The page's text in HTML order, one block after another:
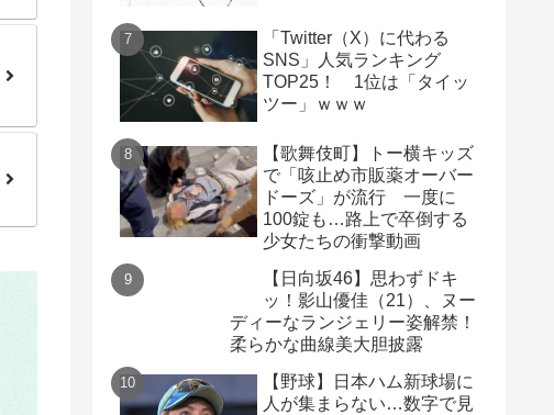
「Twitter（X）に代わる
SNS」人気ランキング
TOP25！ 1位は「タイッ
ツー」ｗｗｗ
【歌舞伎町】トー横キッズ
で「咳止め市販薬オーバー
ドーズ」が流行 一度に
100錠も…路上で卒倒する
少女たちの衝撃動画
【日向坂46】思わずドキ
ッ！影山優佳（21）、ヌー
ディーなランジェリー姿解禁！
柔らかな曲線美大胆披露
【野球】日本ハム新球場に
人が集まらない…数字で見